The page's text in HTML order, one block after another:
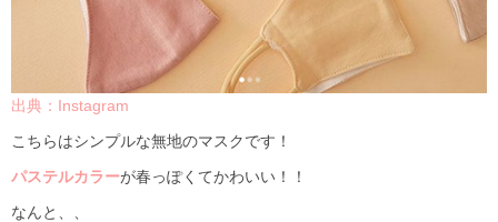
出典：Instagram
こちらはシンプルな無地のマスクです！
パステルカラーが春っぽくてかわいい！！
なんと、、